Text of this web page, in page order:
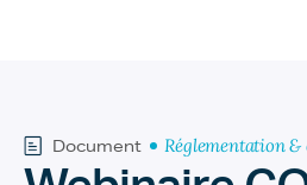
Document Réglementation